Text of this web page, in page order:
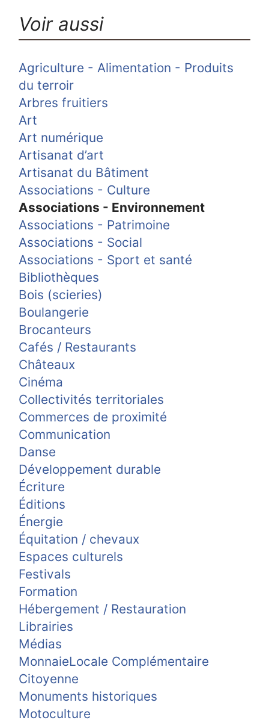
Voir aussi
Agriculture - Alimentation - Produits
du terroir
Arbres fruitiers
Art
Art numérique
Artisanat d’art
Artisanat du Bâtiment
Associations - Culture
Associations - Environnement
Associations - Patrimoine
Associations - Social
Associations - Sport et santé
Bibliothèques
Bois (scieries)
Boulangerie
Brocanteurs
Cafés / Restaurants
Châteaux
Cinéma
Collectivités territoriales
Commerces de proximité
Communication
Danse
Développement durable
Écriture
Éditions
Énergie
Équitation / chevaux
Espaces culturels
Festivals
Formation
Hébergement / Restauration
Librairies
Médias
MonnaieLocale Complémentaire
Citoyenne
Monuments historiques
Motoculture